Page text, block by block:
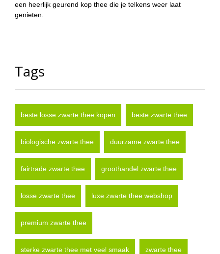
een heerlijk geurend kop thee die je telkens weer laat
genieten.
Tags
beste losse zwarte thee kopen beste zwarte thee
biologische zwarte thee duurzame zwarte thee
fairtrade zwarte thee groothandel zwarte thee
losse zwarte thee luxe zwarte thee webshop
premium zwarte thee
sterke zwarte thee met veel smaak zwarte thee